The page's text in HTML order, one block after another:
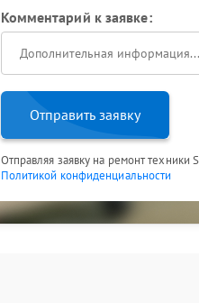
Комментарий к заявке:
Отправить заявку
Отправляя заявку на ремонт техники
Политикой конфиденциальности